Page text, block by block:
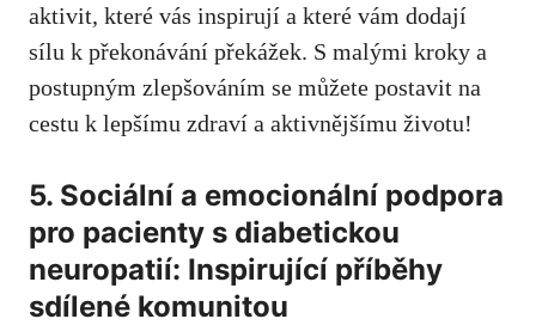
aktivit, které vás inspirují a‍ které vám dodají
sílu k překonávání překážek.⁢ S malými kroky a
postupným ⁢zlepšováním ⁣se můžete postavit na
‍cestu k ‍lepšímu zdraví a aktivnějšímu⁤ životu!
5.⁣ Sociální a ​emocionální podpora
pro pacienty s diabetickou
neuropatií:​ Inspirující příběhy
sdílené ‌komunitou